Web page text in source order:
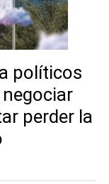
políticos
perder la